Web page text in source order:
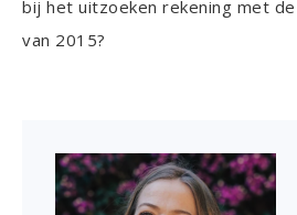
bij het uitzoeken rekening met
van 2015?